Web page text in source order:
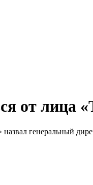
от лица
генеральный